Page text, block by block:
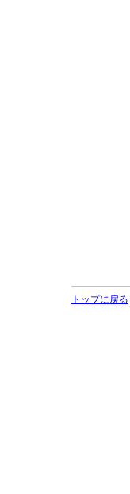
トップに戻る